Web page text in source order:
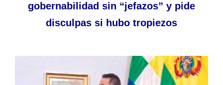
gobernabilidad sin “jefazos” y pide
disculpas si hubo tropiezos